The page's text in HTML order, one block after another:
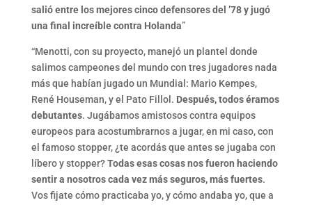
salió entre los mejores cinco defensores del ’78 y jugó
una final increíble contra Holanda”
“Menotti, con su proyecto, manejó un plantel donde
salimos campeones del mundo con tres jugadores nada
más que habían jugado un Mundial: Mario Kempes,
René Houseman, y el Pato Fillol. Después, todos éramos
debutantes. Jugábamos amistosos contra equipos
europeos para acostumbrarnos a jugar, en mi caso, con
el famoso stopper, ¿te acordás que antes se jugaba con
líbero y stopper?Todas esas cosas nos fueron haciendo
sentir a nosotros cada vez más seguros, más fuertes.
Vos fijate cómo practicaba yo, y cómo andaba yo, que a